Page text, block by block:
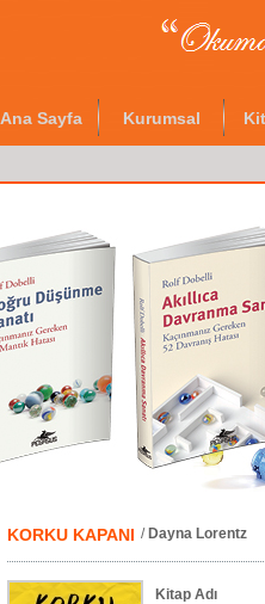
Ana Sayfa Kurumsal
KORKU KAPANI / Dayna Lorentz
Kitap Adı